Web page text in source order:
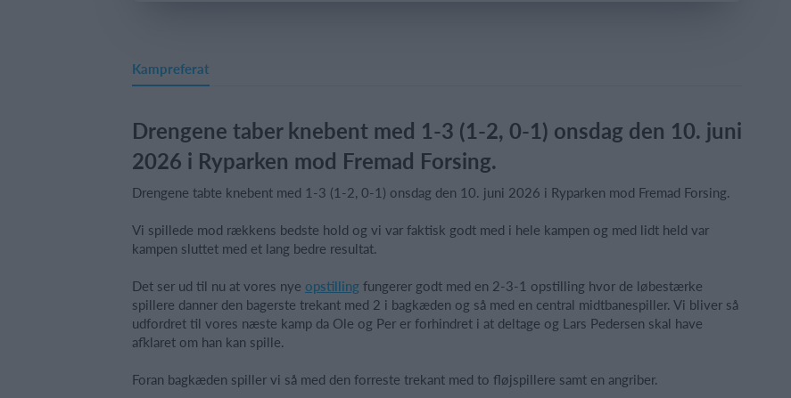
Kampreferat
Drengene taber knebent med 1-3 (1-2, 0-1) onsdag den 10. juni
2026 i Ryparken mod Fremad Forsing.
Drengene tabte knebent med 1-3 (1-2, 0-1) onsdag den 10. juni 2026 i Ryparken mod Fremad Forsing.
Vi spillede mod rækkens bedste hold og vi var faktisk godt med i hele kampen og med lidt held var
kampen sluttet med et lang bedre resultat.
Det ser ud til nu at vores nye opstillingfungerer godt med en 2-3-1 opstilling hvor de løbestærke
spillere danner den bagerste trekant med 2 i bagkæden og så med en central midtbanespiller. Vi bliver så
udfordret til vores næste kamp da Ole og Per er forhindret i at deltage og Lars Pedersen skal have
afklaret om han kan spille.
Foran bagkæden spiller vi så med den forreste trekant med to fløjspillere samt en angriber.